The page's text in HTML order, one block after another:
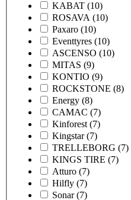
KABAT (10)
ROSAVA (10)
Paxaro (10)
Eventtyres (10)
ASCENSO (10)
MITAS (9)
KONTIO (9)
ROCKSTONE (8)
Energy (8)
CAMAC (7)
Kinforest (7)
Kingstar (7)
TRELLEBORG (7)
KINGS TIRE (7)
Atturo (7)
Hilfly (7)
Sonar (7)